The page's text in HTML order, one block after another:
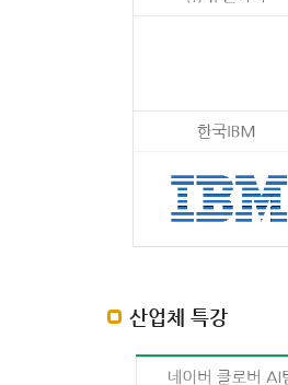
산업체 특강